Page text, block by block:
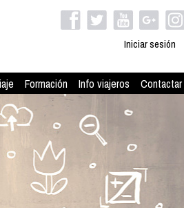
Iniciar sesión
Formación Info viajeros Contactar